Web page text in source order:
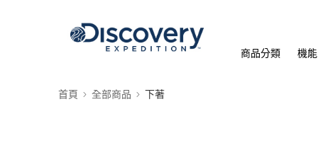
商品分類 機
首頁 全部商品 下著